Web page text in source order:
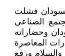
فشلت
الصناعي
وحضاراته
المعاصرة
ورفع